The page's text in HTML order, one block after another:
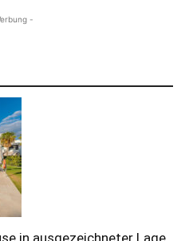
-
in ausgezeichneter Lage